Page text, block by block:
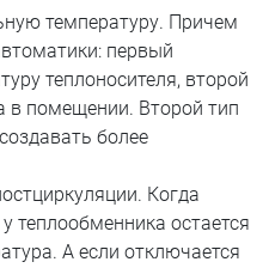
температуру. Причем
первый
теплоносителя, второй
в помещении. Второй тип
более
Когда
теплообменника остается
А если отключается